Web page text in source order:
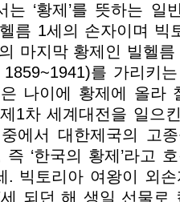
는 ‘황제’를 뜻하는
름 1세의 손자이며 빅
마지막 황제인 빌헬
1859~1941)를 가리키
나이에 황제에 올라
1차 세계대전을 일으
에서 대한제국의 고
즉 ‘한국의 황제’라고
. 빅토리아 여왕이 외
되던 해 생일 선물로